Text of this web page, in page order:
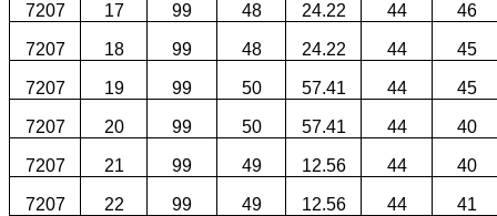
7207 17 99 48 24.22 44 46
7207 18 99 48 24.22 44 45
7207 19 99 50 57.41 44 45
7207 20 99 50 57.41 44 40
7207 21 99 49 12.56 44 40
7207 22 99 49 12.56 44 41